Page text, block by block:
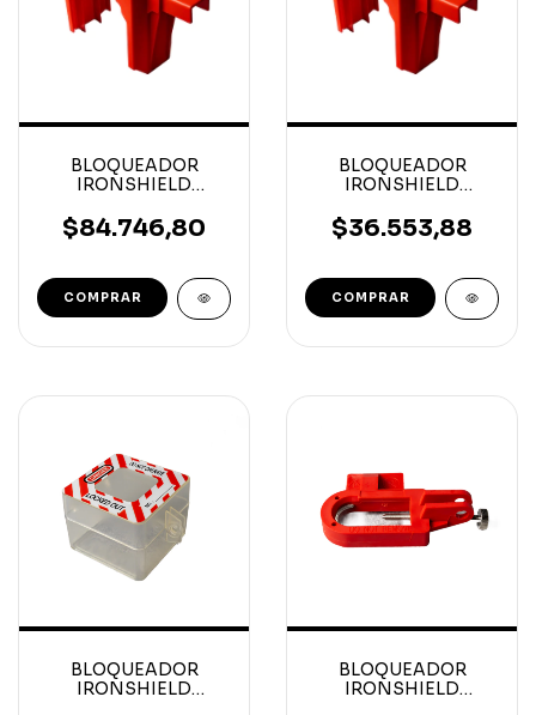
BLOQUEADOR
IRONSHIELD
2''- 8''
$84.746,80
BLOQUEADOR
IRONSHIELD
O,25''-2.5''
$36.553,88
BLOQUEADOR
IRONSHIELD
BLOQUEADOR
IRONSHIELD